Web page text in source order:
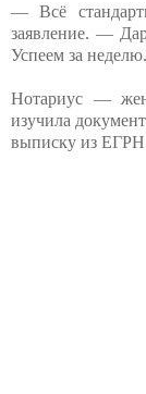
— Всё
заявление. —
Успеем за
Нотариус —
изучила
выписку из ЕГРН